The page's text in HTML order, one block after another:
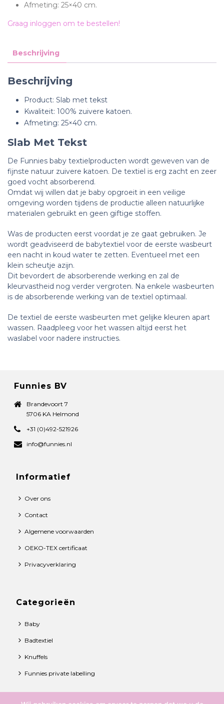
Afmeting: 25×40 cm.
Graag inloggen om te bestellen!
Beschrijving
Beschrijving
Product: Slab met tekst
Kwaliteit: 100% zuivere katoen.
Afmeting: 25×40 cm.
Slab Met Tekst
De Funnies baby textielproducten wordt geweven van de
fijnste natuur zuivere katoen. De textiel is erg zacht en zeer
goed vocht absorberend.
Omdat wij willen dat je baby opgroeit in een veilige
omgeving worden tijdens de productie alleen natuurlijke
materialen gebruikt en geen giftige stoffen.
Was de producten eerst voordat je ze gaat gebruiken. Je
wordt geadviseerd de babytextiel voor de eerste wasbeurt
een nacht in koud water te zetten. Eventueel met een
klein scheutje azijn.
Dit bevordert de absorberende werking en zal de
kleurvastheid nog verder vergroten. Na enkele wasbeurten
is de absorberende werking van de textiel optimaal.
De textiel de eerste wasbeurten met gelijke kleuren apart
wassen. Raadpleeg voor het wassen altijd eerst het
waslabel voor nadere instructies.
Funnies BV
Brandevoort 7
5706 KA Helmond
+31 (0)492-521926
info@funnies.nl
Informatief
Over ons
Contact
Algemene voorwaarden
OEKO-TEX certificaat
Privacyverklaring
Categorieën
Baby
Badtextiel
Knuffels
Funnies private labelling